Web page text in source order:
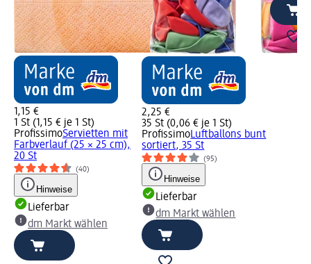
1,15 €
1 St (1,15 € je 1 St)
ProfissimoServietten mit
Farbverlauf (25 × 25 cm),
20 St
(40)
Hinweise
Lieferbar
dm Markt wählen
2,25 €
35 St (0,06 € je 1 St)
ProfissimoLuftballons bunt
sortiert, 35 St
(95)
Hinweise
Lieferbar
dm Markt wählen